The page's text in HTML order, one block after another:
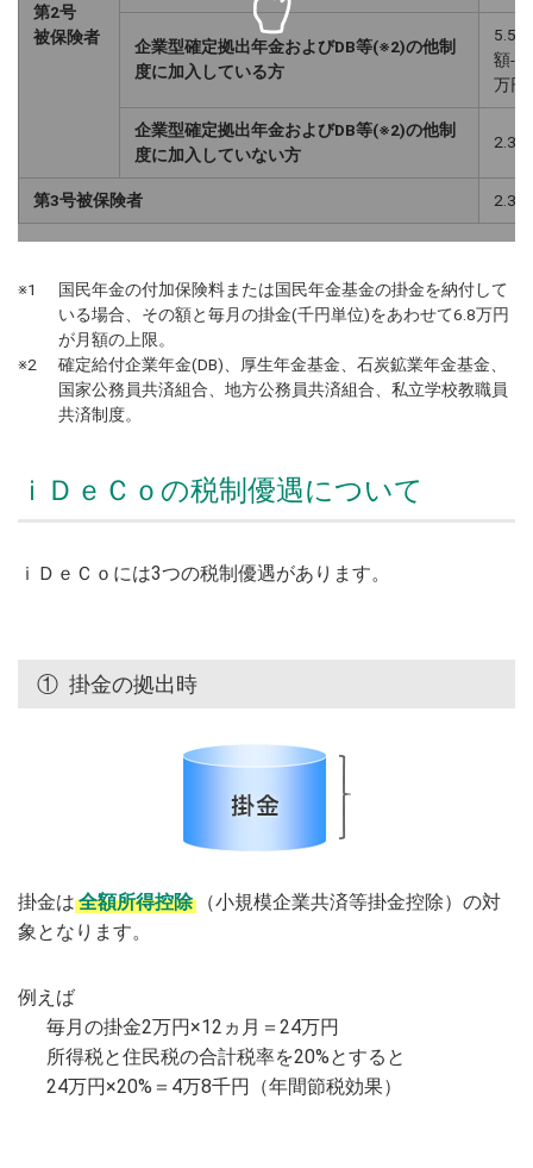
第2号
被保険者
企業型確定拠出年金およびDB等(※2)の他制
度に加入している方
5.5
額-
万円
企業型確定拠出年金およびDB等(※2)の他制
度に加入していない方
2.3
第3号被保険者 2.3
※1
国民年金の付加保険料または国民年金基金の掛金を納付して
いる場合、その額と毎月の掛金(千円単位)をあわせて6.8万円
が月額の上限。
※2
確定給付企業年金(DB)、厚生年金基金、石炭鉱業年金基金、
国家公務員共済組合、地方公務員共済組合、私立学校教職員
共済制度。
ｉＤｅＣｏの税制優遇について
ｉＤｅＣｏには3つの税制優遇があります。
① 掛金の拠出時
掛金は 全額所得控除
（小規模企業共済等掛金控除）の対
象となります。
例えば
毎月の掛金2万円×12ヵ月＝24万円
所得税と住民税の合計税率を20%とすると
24万円×20%＝4万8千円（年間節税効果）